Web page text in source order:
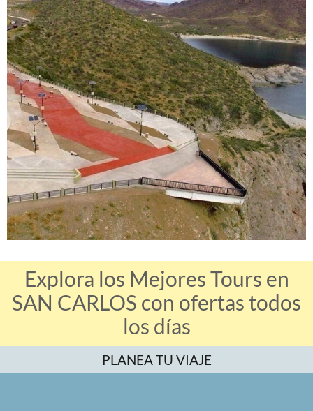
Explora los Mejores Tours en
SAN CARLOS con ofertas todos
los días
PLANEA TU VIAJE